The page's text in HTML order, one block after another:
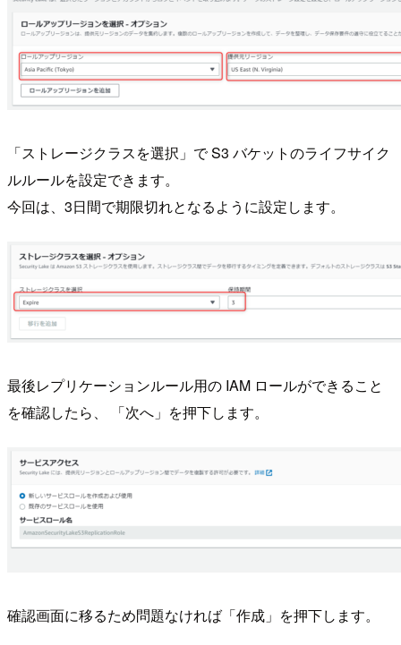
「ストレージクラスを選択」で S3 バケットのライフサイク
ルルールを設定できます。
今回は、3日間で期限切れとなるように設定します。
最後レプリケーションルール用の IAM ロールができること
を確認したら、 「次へ」を押下します。
確認画面に移るため問題なければ「作成」を押下します。